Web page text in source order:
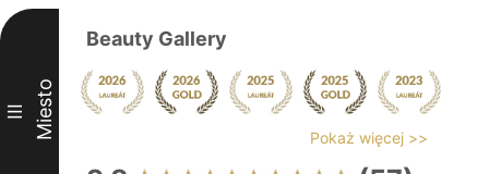
III Miesto
Beauty Gallery
Pokaż więcej >>